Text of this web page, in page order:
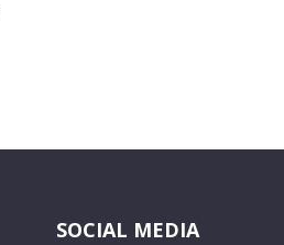
SOCIAL MEDIA